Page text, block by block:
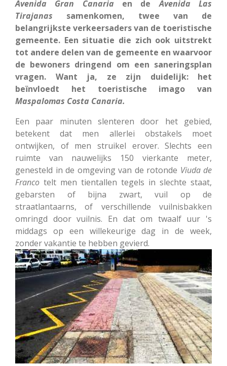
Avenida Gran Canaria en deAvenida Las
Tirajanas samenkomen, twee van de
belangrijkste verkeersaders van de toeristische
gemeente. Een situatie die zich ook uitstrekt
tot andere delen van de gemeente en waarvoor
de bewoners dringend om een saneringsplan
vragen. Want ja, ze zijn duidelijk: het
beïnvloedt het toeristische imago van
Maspalomas Costa Canaria.
Een paar minuten slenteren door het gebied,
betekent dat men allerlei obstakels moet
ontwijken, of men struikel erover. Slechts een
ruimte van nauwelijks 150 vierkante meter,
genesteld in de omgeving van de rotonde Viuda de
Franco telt men tientallen tegels in slechte staat,
gebarsten of bijna zwart, vuil op de
straatlantaarns, of verschillende vuilnisbakken
omringd door vuilnis. En dat om twaalf uur 's
middags op een willekeurige dag in de week,
zonder vakantie te hebben gevierd.